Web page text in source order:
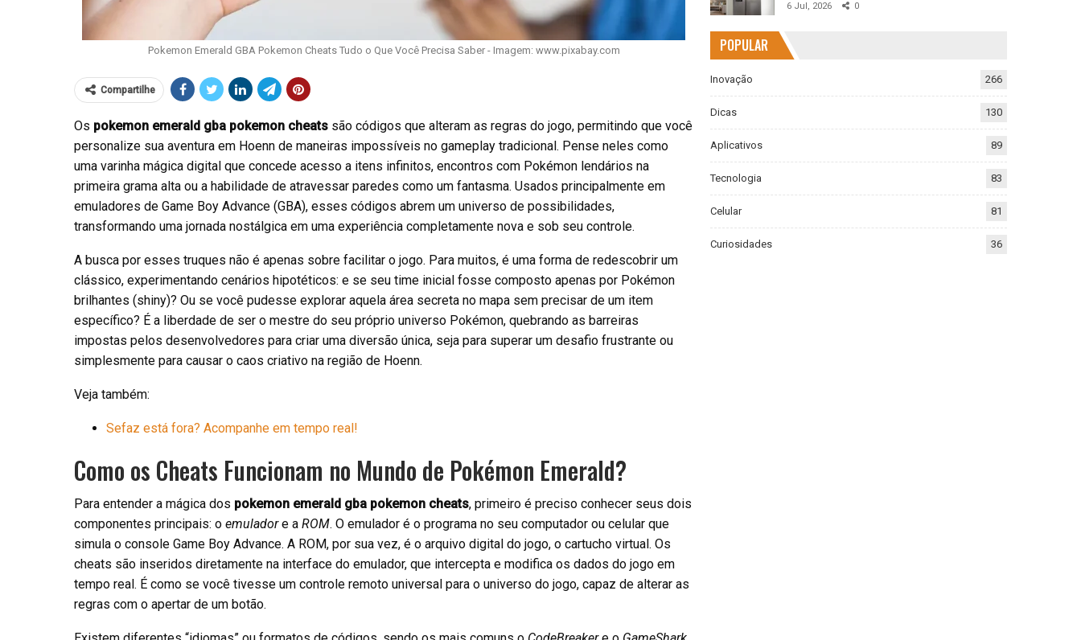
Pokemon Emerald GBA Pokemon Cheats Tudo o Que Você Precisa Saber - Imagem: www.pixabay.com
Compartilhe
Os pokemon emerald gba pokemon cheats são códigos que alteram as regras do jogo, permitindo que você
personalize sua aventura em Hoenn de maneiras impossíveis no gameplay tradicional. Pense neles como
uma varinha mágica digital que concede acesso a itens infinitos, encontros com Pokémon lendários na
primeira grama alta ou a habilidade de atravessar paredes como um fantasma. Usados principalmente em
emuladores de Game Boy Advance (GBA), esses códigos abrem um universo de possibilidades,
transformando uma jornada nostálgica em uma experiência completamente nova e sob seu controle.
A busca por esses truques não é apenas sobre facilitar o jogo. Para muitos, é uma forma de redescobrir um
clássico, experimentando cenários hipotéticos: e se seu time inicial fosse composto apenas por Pokémon
brilhantes (shiny)? Ou se você pudesse explorar aquela área secreta no mapa sem precisar de um item
específico? É a liberdade de ser o mestre do seu próprio universo Pokémon, quebrando as barreiras
impostas pelos desenvolvedores para criar uma diversão única, seja para superar um desafio frustrante ou
simplesmente para causar o caos criativo na região de Hoenn.
Veja também:
Sefaz está fora? Acompanhe em tempo real!
Como os Cheats Funcionam no Mundo de Pokémon Emerald?
Para entender a mágica dos pokemon emerald gba pokemon cheats, primeiro é preciso conhecer seus dois
componentes principais: o emuladore a ROM. O emulador é o programa no seu computador ou celular que
simula o console Game Boy Advance. A ROM, por sua vez, é o arquivo digital do jogo, o cartucho virtual. Os
cheats são inseridos diretamente na interface do emulador, que intercepta e modifica os dados do jogo em
tempo real. É como se você tivesse um controle remoto universal para o universo do jogo, capaz de alterar as
regras com o apertar de um botão.
6 Jul, 2026 0
POPULAR
Inovação 266
Dicas 130
Aplicativos 89
Tecnologia 83
Celular 81
Curiosidades 36